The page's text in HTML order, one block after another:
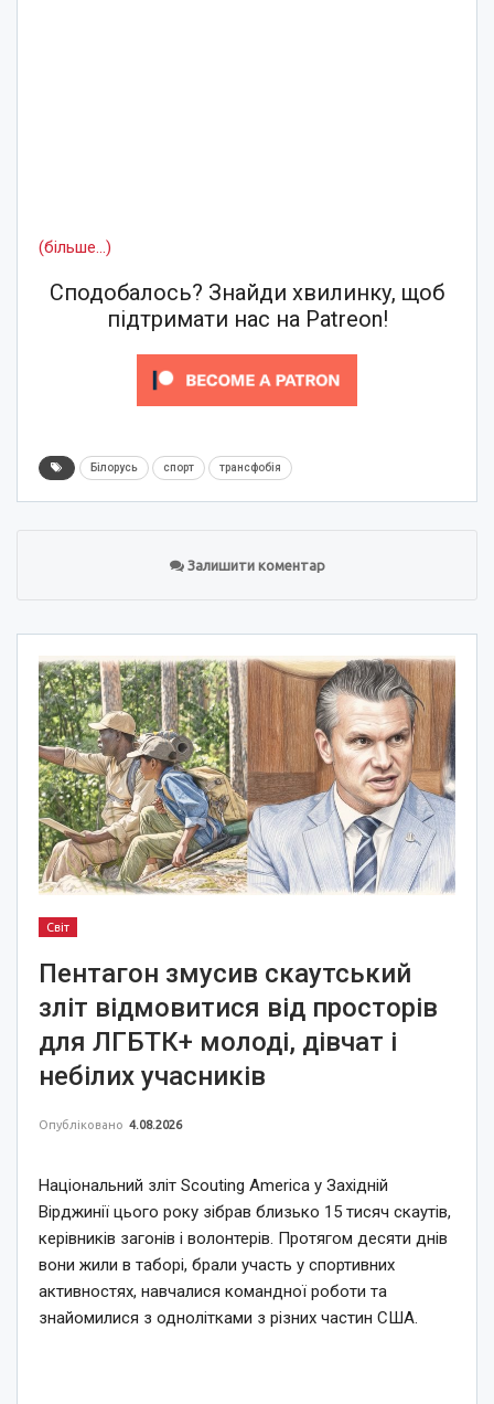
(більше…)
Сподобалось? Знайди хвилинку, щоб
підтримати нас на Patreon!
Білорусь спорт трансфобія
Залишити коментар
Світ
Пентагон змусив скаутський
зліт відмовитися від просторів
для ЛГБТК+ молоді, дівчат і
небілих учасників
Опубліковано 4.08.2026
Національний зліт Scouting America у Західній
Вірджинії цього року зібрав близько 15 тисяч скаутів,
керівників загонів і волонтерів. Протягом десяти днів
вони жили в таборі, брали участь у спортивних
активностях, навчалися командної роботи та
знайомилися з однолітками з різних частин США.